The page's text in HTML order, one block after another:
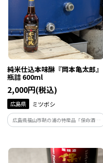
純米仕込本味醂『岡本亀太郎』
瓶詰 600ml
2,000円(税込)
広島県 ミツボシ
広島県福山市鞆の浦の特産品「保命酒」
の製造に不可欠な本味醂造りの集大成と
な本みりんが「純米仕込本味醂『岡本亀